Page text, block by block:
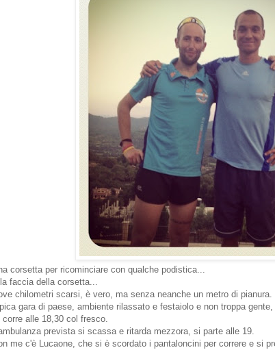
corsetta per ricominciare con qualche podistica...
faccia della corsetta...
chilometri scarsi, è vero, ma senza neanche un metro di pianura.
gara di paese, ambiente rilassato e festaiolo e non troppa
corre alle 18,30 col fresco.
prevista si scassa e ritarda mezzora, si parte alle 19.
me c'è Lucaone, che si è scordato i pantaloncini per correre e si